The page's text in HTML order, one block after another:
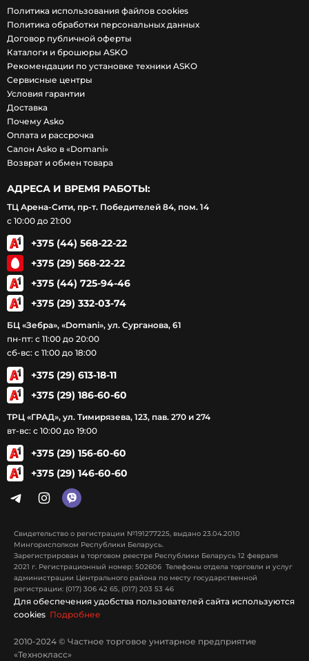
Политика использования файлов cookies
Политика обработки персональных данных
Договор публичной оферты
Каталоги и брошюры ASKO
Рекомендации по установке техники ASKO
Сервисные центры
Условия гарантии
Доставка
Почему Asko
Оплата и рассрочка
Салон Asko в «Domani»
Возврат и обмен товара
АДРЕСА И ВРЕМЯ РАБОТЫ:
ТЦ Арена-Сити, пр-т. Победителей 84, пом. 14
с 10:00 до 21:00
+375 (44) 568-22-22
+375 (29) 568-22-22
+375 (44) 725-94-46
+375 (29) 332-03-74
БЦ «Зебра», «Domani», ул. Сурганова, 61
пн-пт: с 11:00 до 20:00
сб-вс: с 11:00 до 18:00
+375 (29) 613-18-11
+375 (29) 186-60-60
ТРЦ «ГРАД», ул. Тимирязева, 123, пав. 270 и 274
вт-вс: с 10:00 до 19:00
+375 (29) 156-60-60
+375 (29) 146-60-60
Свидетельство о регистрации №191277225, выдано 23.04.2010
Мингорисполком Республики Беларусь.
Зарегистрирован в торговом реестре Республики Беларусь 12 февраля
2021 г. Регистрационный номер: 502606 Телефоны отдела торговли и услуг
администрации Центрального района по месту государственной
регистрации: (017) 306 42 65, (017) 203 53 46
Для обеспечения удобства пользователей сайта используются
cookies Подробнее
2010-2024 © Частное торговое унитарное предприятие
«Технокласс»